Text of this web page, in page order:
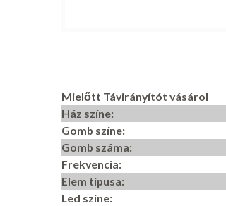
Mielőtt Távirányítót vásárol
Ház színe:
Gomb színe:
Gomb száma:
Frekvencia:
Elem típusa:
Led színe: